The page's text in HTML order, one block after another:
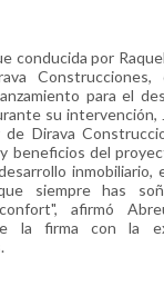
conducida por
para el
su intervención,
de Dirava
beneficios del
inmobiliario,
siempre has
afirmó
la firma con la